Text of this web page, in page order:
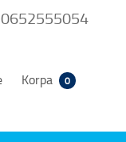
Korpa 0